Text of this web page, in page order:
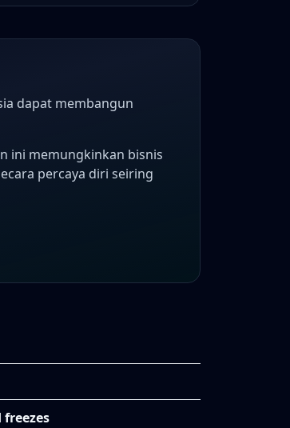
dapat membangun
ini memungkinkan bisnis
percaya diri seiring